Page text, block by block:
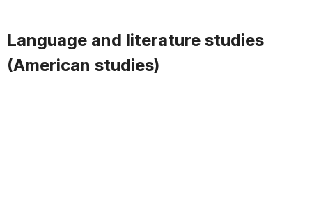
Language and literature studies
(American studies)